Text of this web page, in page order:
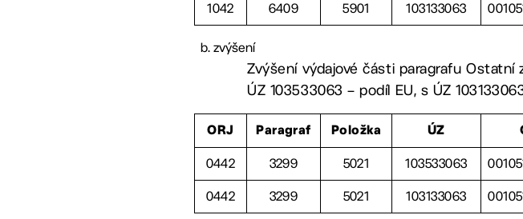
1042 6409 5901 103133063
zvýšení
Zvýšení výdajové části paragrafu
ÚZ 103533063 – podíl EU, s ÚZ
ORJ Paragraf Položka ÚZ
0442 3299 5021 103533063
0442 3299 5021 103133063